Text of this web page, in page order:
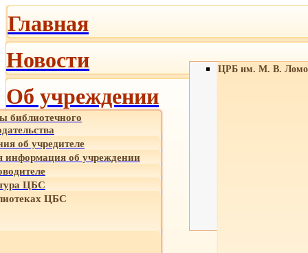
Главная
Новости
Об учреждении
библиотечного
об учредителе
об учреждении
ЦБС
ЦБС
ЦРБ им. М. В.